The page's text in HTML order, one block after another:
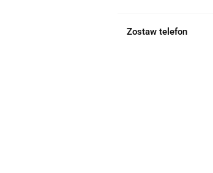
Zostaw telefon